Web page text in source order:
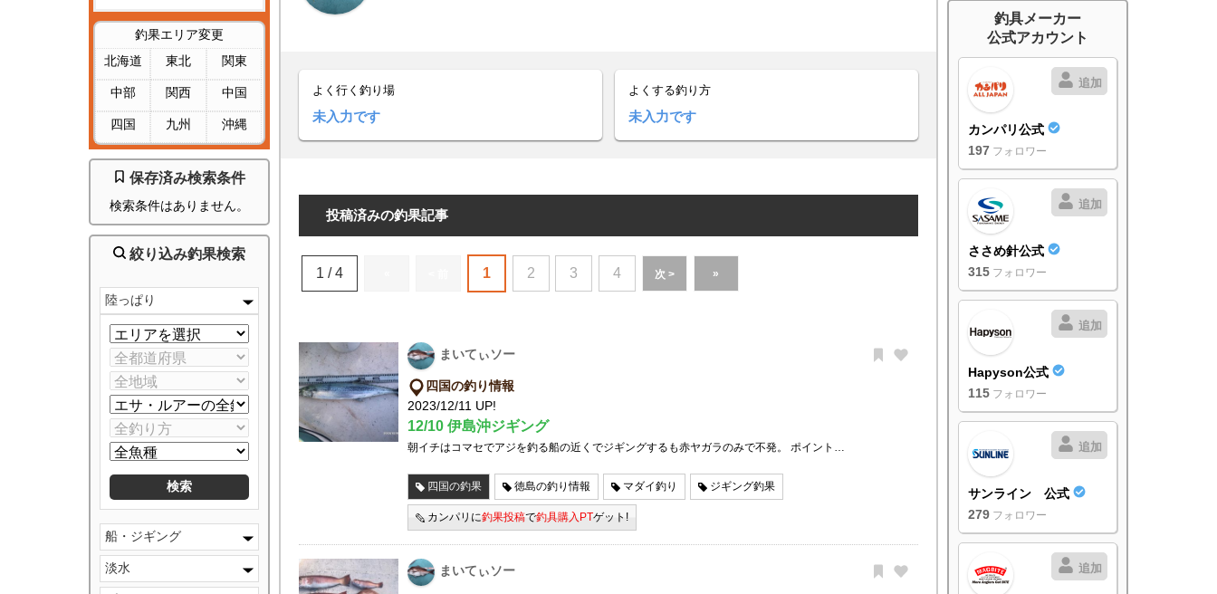
釣果エリア変更
北海道
東北 関東
中部 関西 中国
四国 九州 沖縄
保存済み検索条件
検索条件はありません。
絞り込み釣果検索
陸っぱり
船・ジギング
淡水
よく行く釣り場
未入力です
よくする釣り方
未入力です
投稿済みの釣果記事
1 / 4 1 2 3 4 次 > »
まいてぃソー
四国の釣り情報
2023/12/11 UP!
12/10 伊島沖ジギング
朝イチはコマセでアジを釣る船の近くでジギングするも赤ヤガラのみで不発。 ポイント…
四国の釣果 徳島の釣り情報 マダイ釣り ジギング釣果
カンパリに釣果投稿で釣具購入PTゲット!
まいてぃソー
釣具メーカー
公式アカウント
追加
カンパリ公式
197 フォロワー
追加
ささめ針公式
315 フォロワー
追加
Hapyson公式
115 フォロワー
追加
サンライン 公式
279 フォロワー
追加